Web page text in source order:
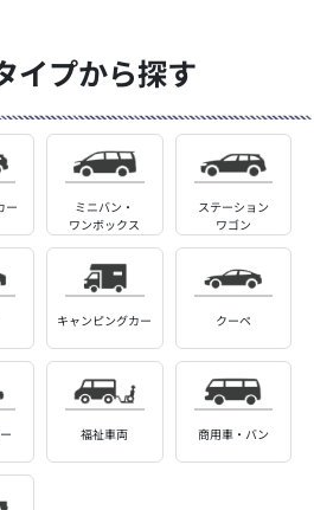
イプから探す
ー
ミニバン・
ワンボックス
ステーション
ワゴン
キャンピングカー クーペ
福祉車両 商用車・バン